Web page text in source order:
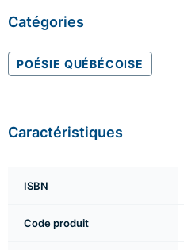
Catégories
POÉSIE QUÉBÉCOISE
Caractéristiques
ISBN
Code produit